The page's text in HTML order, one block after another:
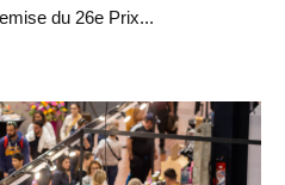
du 26e Prix...